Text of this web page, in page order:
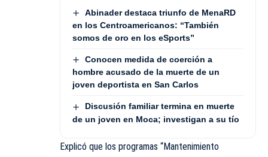
Abinader destaca triunfo de MenaRD
en los Centroamericanos: “También
somos de oro en los eSports”
Conocen medida de coerción a
hombre acusado de la muerte de un
joven deportista en San Carlos
Discusión familiar termina en muerte
de un joven en Moca; investigan a su tío
Explicó que los programas “Mantenimiento